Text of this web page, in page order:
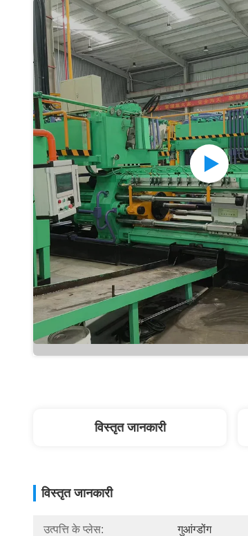
विस्तृत जानकारी
विस्तृत जानकारी
उत्पत्ति के प्लेस: गुआंग्डोंग